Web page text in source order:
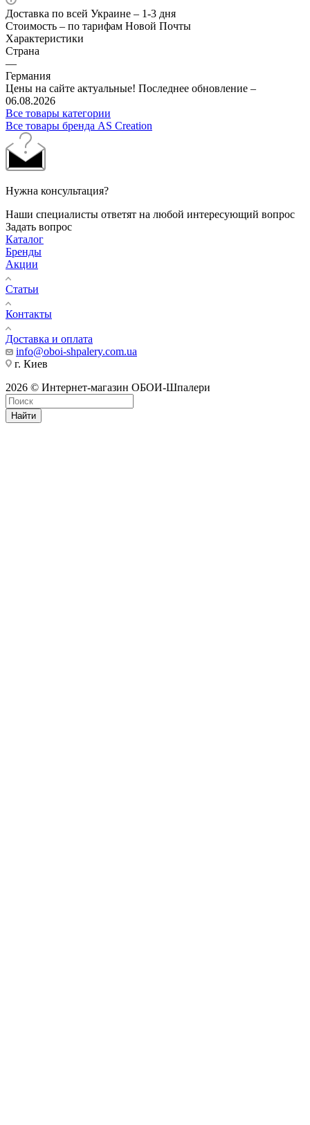
Доставка по всей Украине – 1-3 дня
Стоимость – по тарифам Новой Почты
Характеристики
Страна
—
Германия
Цены на сайте актуальные! Последнее обновление –
06.08.2026
Все товары категории
Все товары бренда AS Creation
Нужна консультация?
Наши специалисты ответят на любой интересующий вопрос
Задать вопрос
Каталог
Бренды
Акции
Статьи
Контакты
Доставка и оплата
info@oboi-shpalery.com.ua
г. Киев
2026 © Интернет-магазин ОБОИ-Шпалери
Найти